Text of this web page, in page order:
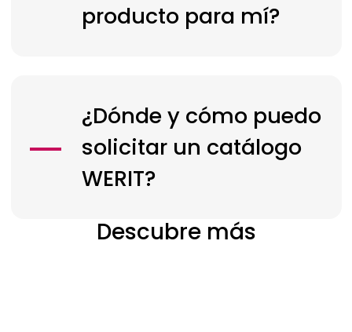
producto para mí?
¿Dónde y cómo puedo
solicitar un catálogo
WERIT?
Descubre más